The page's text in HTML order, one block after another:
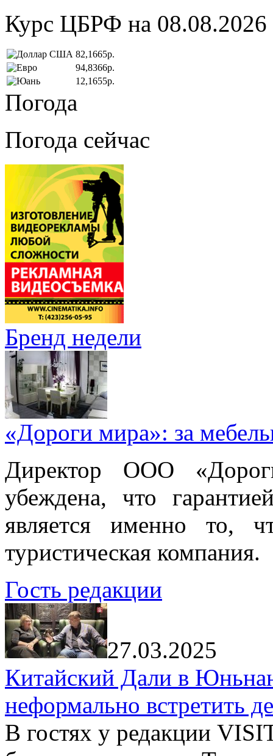
Курс ЦБРФ на 08.08.2026
82,1665р.
94,8366р.
12,1655р.
Погода
Погода сейчас
Бренд недели
«Дороги мира»: за
Директор ООО
убеждена, что
является именно то,
туристическая компания.
Гость редакции
27.03.2025
Китайский Дали в
неформально встретить
В гостях у редакции